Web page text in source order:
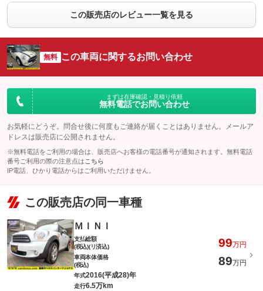
この販売店のレビュー一覧を見る
無料 この車両に関するお問い合わせ
まずは在庫確認・見積り依頼
無料電話でお問い合わせ
お気軽にどうぞ。問合せ後に何度もご連絡が届くことはありません。メールア
ドレスは販売店に公開されません。
※無料電話をご利用の場合は、販売店へお客様の電話番号が通知されます。無料電話
番号ご利用の際の注意点は こちら
IP電話、ひかり電話からはご利用いただけません。
この販売店の同一車種
ＭＩＮＩ
支払総額
(税込)(リ済込)
99万円
車両本体価格
(税込)
89万円
年式2016(平成28)年
走行6.5万km